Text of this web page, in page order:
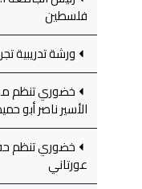
فلسطين
ورشة تدريبية
خضوري تنظم
الأسير ناصر أبو
خضوري تنظم
عورتاني